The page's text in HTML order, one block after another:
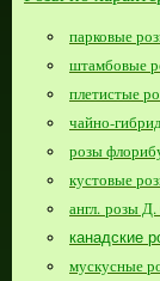
парковые
штамбовые
плетистые
чайно-
розы
кустовые
англ. розы
канадские
мускусные